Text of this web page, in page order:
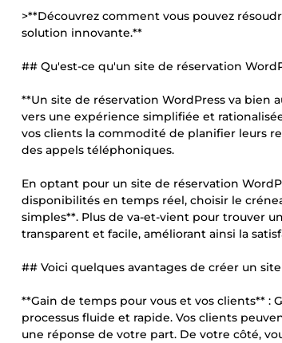
>**Découvrez comment vous pouvez
solution innovante.**
## Qu'est-ce qu'un site de réservation
**Un site de réservation WordPress va bien
vers une expérience simplifiée et
vos clients la commodité de planifier leurs
des appels téléphoniques.
En optant pour un site de réservation
disponibilités en temps réel, choisir le
simples**. Plus de va-et-vient pour trouver
transparent et facile, améliorant ainsi la
## Voici quelques avantages de créer un
**Gain de temps pour vous et vos clients** :
processus fluide et rapide. Vos clients
une réponse de votre part. De votre côté,